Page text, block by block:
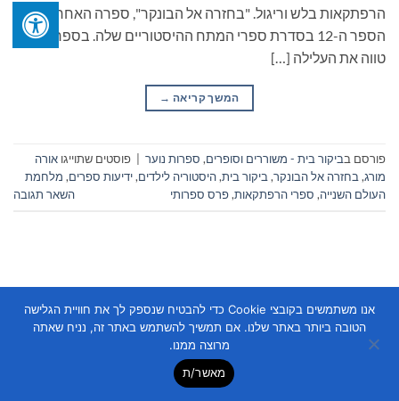
הרפתקאות בלש וריגול. "בחזרה אל הבונקר", ספרה האחרון, הוא
הספר ה-12 בסדרת ספרי המתח ההיסטוריים שלה. בספר זה היא
טווה את העלילה […]
המשך קריאה →
פורסם בביקור בית - משוררים וסופרים, ספרות נוער פוסטים שתוייגו אורה
מורג, בחזרה אל הבונקר, ביקור בית,היסטוריה לילדים,ידיעות ספרים, מלחמת
העולם השנייה, ספרי הרפתקאות,פרס ספרותי השאר תגובה
Copyright 2026 ©
אנו משתמשים בקובצי Cookie כדי להבטיח שנספק לך את חוויית הגלישה
הטובה ביותר באתר שלנו. אם תמשיך להשתמש באתר זה, נניח שאתה
מרוצה ממנו.
מאשר/ת